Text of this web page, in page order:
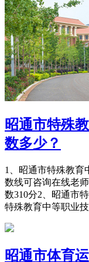
昭通市特殊
数多少？
1、昭通市特殊教育
数线可咨询在线老
数310分2、昭通市
特殊教育中等职业
昭通市体育